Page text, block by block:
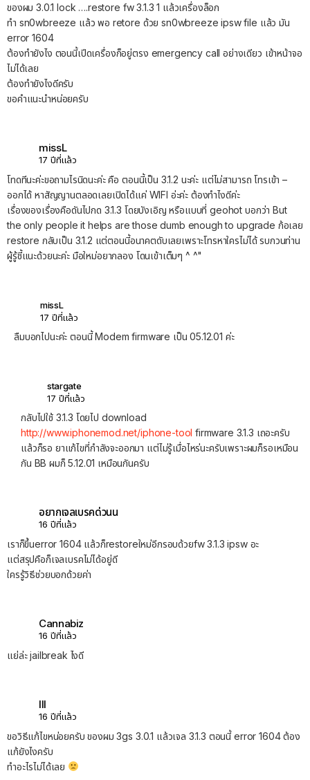
ของผม 3.0.1 lock ….restore fw 3.1.3 1 แล้วเครื่องล็อก
ทำ sn0wbreeze แล้ว พอ retore ด้วย sn0wbreeze ipsw file แล้ว มัน
error 1604
ต้องทำยังไง ตอนนี้เปีดเครื่องก็อยู่ตรง emergency call อย่างเดียว เข้าหน้าจอ
ไม่ได้เลย
ต้องทำยังไงดีครับ
ขอคำแนะนำหน่อยครับ
missL
17 ปีที่แล้ว
โทดทีนะค่ะขอถามไรนิดนะค่ะ คือ ตอนนี้เป็น 3.1.2 นะค่ะ แต่ไม่สามารถ โทรเข้า –
ออกได้ หาสัญญานตลอดเลยเปิดได้แค่ WIFI อ่ะค่ะ ต้องทำไงดีค่ะ
เรื่องของเรื่องคือดันไปกด 3.1.3 โดยบังเอิญ หรือแบบที่ geohot บอกว่า But
the only people it helps are those dumb enough to upgrade ก้อเลย
restore กลับเป็น 3.1.2 แต่ตอนนี้อนาคตดับเลยเพราะโทรหาใครไม่ได้ รบกวนท่าน
ผู้รู้ชี้แนะด้วยนะค่ะ มือใหม่อยากลอง โดนเข้าเต็มๆ ^ ^"
missL
17 ปีที่แล้ว
ลืมบอกไปนะค่ะ ตอนนี้ Modem firmware เป็น 05.12.01 ค่ะ
stargate
17 ปีที่แล้ว
กลับไปใช้ 3.1.3 โดยไป download
http://www.iphonemod.net/iphone-tool firmware 3.1.3 เถอะครับ
แล้วก็รอ ยาแก้ไขที่กำลังจะออกมา แต่ไม่รู้เมื่อไหร่นะครับเพราะผมก็รอเหมือน
กัน BB ผมก็ 5.12.01 เหมือนกันครับ
อยากเจลเบรคด่วนน
16 ปีที่แล้ว
เราก็ขึ้นerror 1604 แล้วก็restoreใหม่อีกรอบด้วยfw 3.1.3 ipsw อะ
แต่สรุปคือก็เจลเบรคไม่ได้อยู่ดี
ใครรู้วิธีช่วยบอกด้วยค่า
Cannabiz
16 ปีที่แล้ว
แย่ล่ะ jailbreak ไงดี
lll
16 ปีที่แล้ว
ขอวิธีแก้ไขหน่อยครับ ของผม 3gs 3.0.1 แล้วเจล 3.1.3 ตอนนี้ error 1604 ต้อง
แก้ยังไงครับ
ทำอะไรไม่ได้เลย